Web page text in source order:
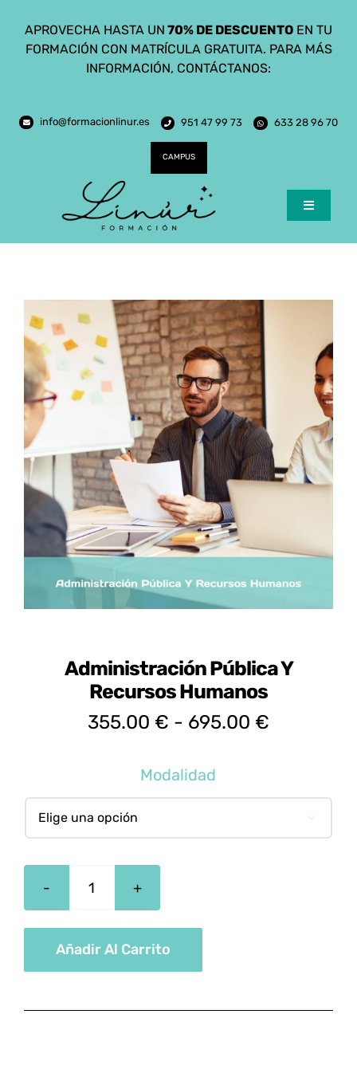
contenido
APROVECHA HASTA UN 70% DE DESCUENTO EN TU
FORMACIÓN CON MATRÍCULA GRATUITA. PARA MÁS
INFORMACIÓN, CONTÁCTANOS:
info@formacionlinur.es 951 47 99 73 633 28 96 70
CAMPUS
Toggle
Inicio
Ciclos Formativos
Certificados de Profesionalidad
Contacto
Administración Pública Y
Recursos Humanos
355.00 € - 695.00 €
hasta
Modalidad
Administración
Y
Recursos
Añadir Al Carrito